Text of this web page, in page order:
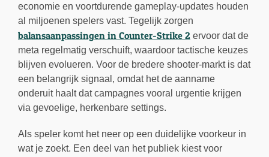
economie en voortdurende gameplay-updates houden
al miljoenen spelers vast. Tegelijk zorgen
balansaanpassingen in Counter-Strike 2 ervoor dat de
meta regelmatig verschuift, waardoor tactische keuzes
blijven evolueren. Voor de bredere shooter-markt is dat
een belangrijk signaal, omdat het de aanname
onderuit haalt dat campagnes vooral urgentie krijgen
via gevoelige, herkenbare settings.
Als speler komt het neer op een duidelijke voorkeur in
wat je zoekt. Een deel van het publiek kiest voor